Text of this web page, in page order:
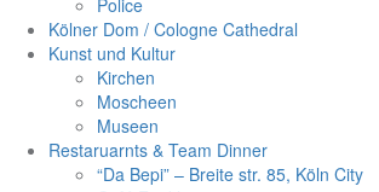
Police
Kölner Dom / Cologne Cathedral
Kunst und Kultur
Kirchen
Moscheen
Museen
Restaruarnts & Team Dinner
“Da Bepi” – Breite str. 85, Köln City